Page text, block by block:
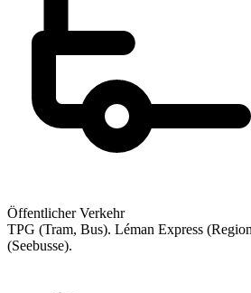
Öffentlicher Verkehr
TPG (Tram, Bus). Léman Express
(Seebusse).